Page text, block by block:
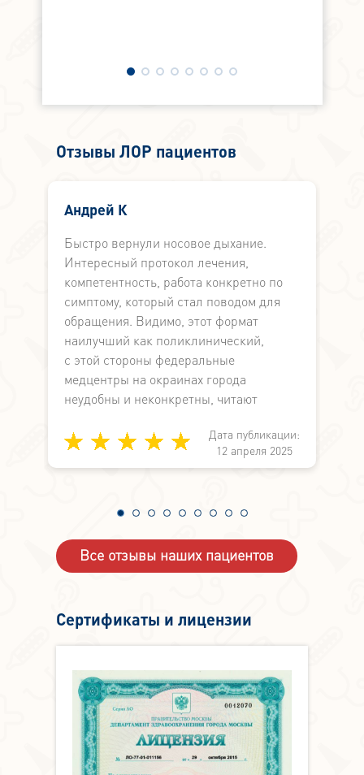
Отзывы ЛОР пациентов
Андрей К
Быстро вернули носовое дыхание.
Интересный протокол лечения,
компетентность, работа конкретно по
симптому, который стал поводом для
обращения. Видимо, этот формат
наилучший как поликлинический,
с этой стороны федеральные
медцентры на окраинах города
неудобны и неконкретны, читают
медицине вместо работы по
симптоматике. А здесь не просто знают,
Дата публикации:
12 апреля 2025
Все отзывы наших пациентов
Сертификаты и лицензии